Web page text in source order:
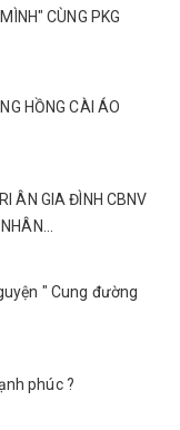
CÙNG PKG
HỒNG CÀI ÁO
ÂN GIA ĐÌNH CBNV
" Cung đường
phúc ?